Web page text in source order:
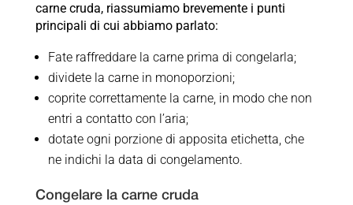
carne cruda, riassumiamo brevemente i punti
principali di cui abbiamo parlato:
Fate raffreddare la carne prima di congelarla;
dividete la carne in monoporzioni;
coprite correttamente la carne, in modo che non
entri a contatto con l’aria;
dotate ogni porzione di apposita etichetta, che
ne indichi la data di congelamento.
Congelare la carne cruda